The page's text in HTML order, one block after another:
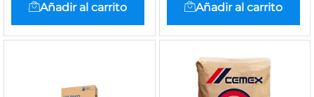
Añadir al carrito Añadir al carrito